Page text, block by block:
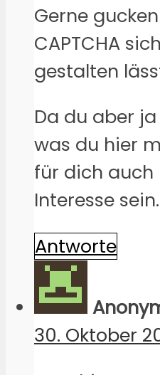
Gerne
CAPTCHA
gestalten
Da du aber
was du hier
für dich
Interesse sein.
Antworte
30. Oktober